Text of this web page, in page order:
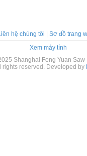
hệ chúng tôi Sơ đồ trang
Xem máy tính
Shanghai Feng Yuan Saw
rights reserved. Developed by